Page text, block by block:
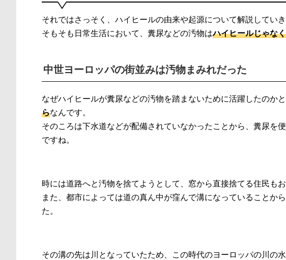
それではさっそく、ハイヒールの由来や起源について解説していき
そもそも日常生活において、糞尿などの汚物はハイヒールじゃな
中世ヨーロッパの街並みは汚物まみれだった
なぜハイヒールが糞尿などの汚物を踏まないために活躍したのかと
らなんです。
そのころは下水道などが配備されていなかったことから、糞尿を
ですね。
時には道路へと汚物を捨てようとして、窓から直接捨てる住民もお
また、都市によっては道の真ん中が窪んで溝になっていることか
た。
その溝の先は川となっていたため、この時代のヨーロッパの川の水